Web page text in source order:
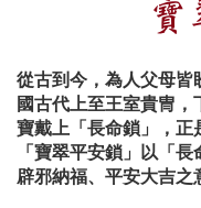
從古到今，為人父母
國古代上至王室貴冑
寶戴上「長命鎖」，正
「寶翠平安鎖」以「
辟邪納福、平安大吉之